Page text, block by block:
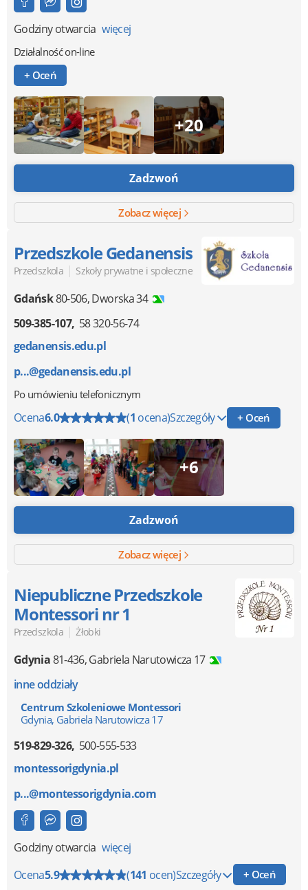
Godziny otwarcia więcej
Działalność on-line
+ Oceń
+20
Zadzwoń
Zobacz więcej
Przedszkole Gedanensis
Przedszkola | Szkoły prywatne i społeczne
Gdańsk80-506,Dworska 34
509-385-107 58 320-56-74
gedanensis.edu.pl
p...@gedanensis.edu.pl
Po umówieniu telefonicznym
Ocena6.0 (1 ocena)Szczegóły + Oceń
+6
Zadzwoń
Zobacz więcej
Niepubliczne Przedszkole
Montessori nr 1
Przedszkola | Żłobki
Gdynia81-436,Gabriela Narutowicza 17
inne oddziały
Centrum Szkoleniowe Montessori
Gdynia, Gabriela Narutowicza 17
519-829-326 500-555-533
montessorigdynia.pl
p...@montessorigdynia.com
Godziny otwarcia więcej
Ocena5.9 (141 ocen)Szczegóły + Oceń